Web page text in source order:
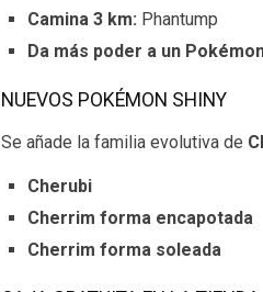
Camina 3 km: Phantump
Da más poder a un
NUEVOS POKÉMON SHINY
Se añade la familia evolutiva de
Cherubi
Cherrim forma encapotada
Cherrim forma soleada